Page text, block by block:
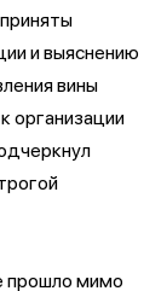
и выяснению
вины
организации
прошло мимо